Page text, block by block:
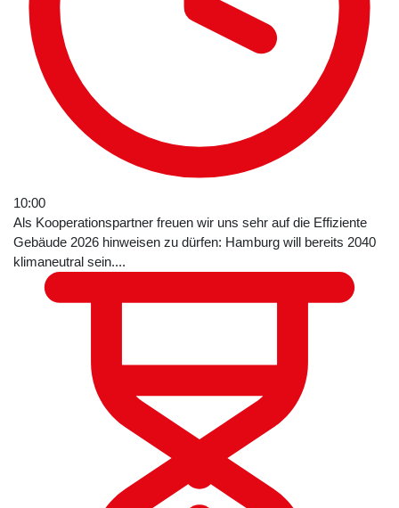
10:00
Als Kooperationspartner freuen wir uns sehr auf die Effiziente
Gebäude 2026 hinweisen zu dürfen: Hamburg will bereits 2040
klimaneutral sein....